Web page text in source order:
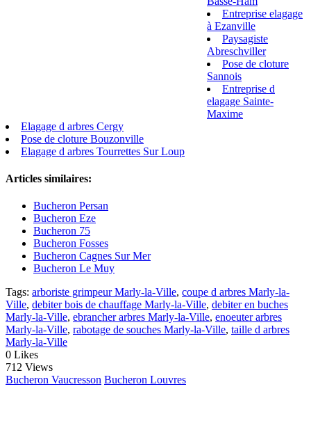
Entreprise elagage
à Ezanville
Paysagiste
Abreschviller
Pose de cloture
Sannois
Entreprise d
elagage Sainte-
Maxime
Elagage d arbres Cergy
Pose de cloture Bouzonville
Elagage d arbres Tourrettes Sur Loup
Articles similaires:
Bucheron Persan
Bucheron Eze
Bucheron 75
Bucheron Fosses
Bucheron Cagnes Sur Mer
Bucheron Le Muy
Tags: arboriste grimpeur Marly-la-Ville, coupe d arbres Marly-la-
Ville, debiter bois de chauffage Marly-la-Ville, debiter en buches
Marly-la-Ville, ebrancher arbres Marly-la-Ville, enoeuter arbres
Marly-la-Ville, rabotage de souches Marly-la-Ville, taille d arbres
Marly-la-Ville
0 Likes
712 Views
Bucheron Vaucresson Bucheron Louvres